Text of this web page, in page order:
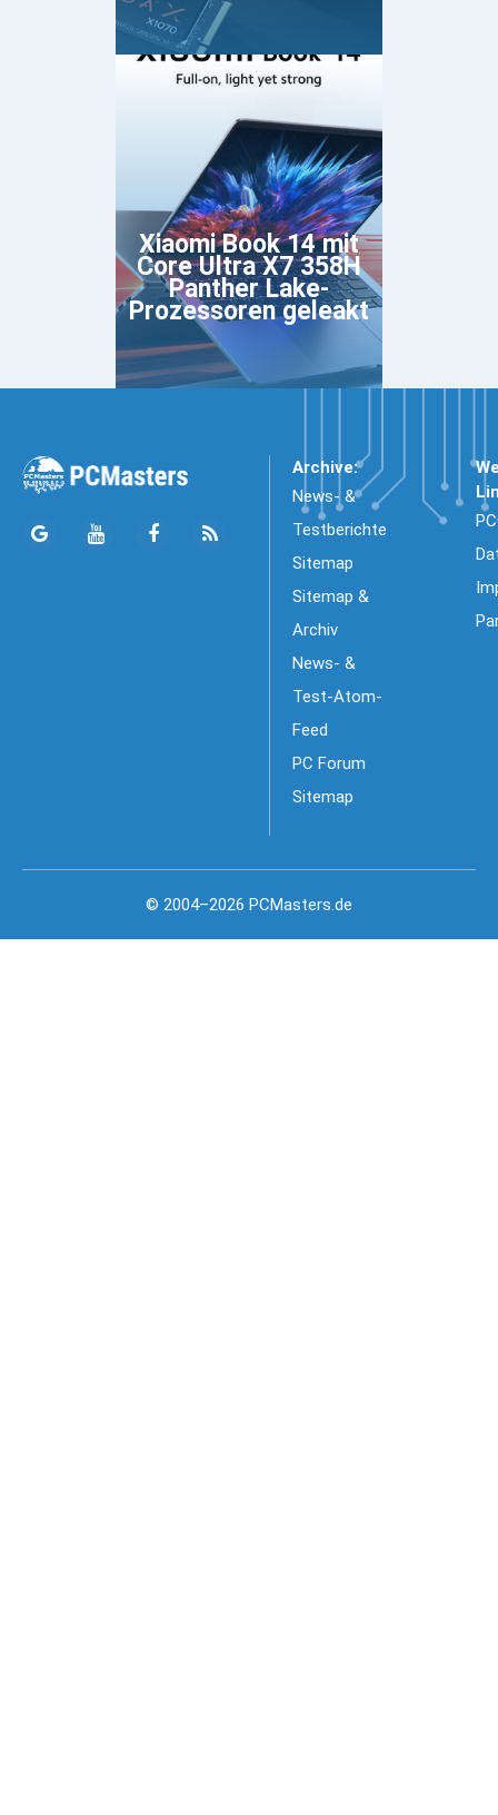
Xiaomi Book 14 mit
Core Ultra X7 358H
Panther Lake-
Prozessoren geleakt
Archive:
News- &
Testberichte
Sitemap
Sitemap &
Archiv
News- &
Test-Atom-
Feed
PC Forum
Sitemap
© 2004–2026 PCMasters.de